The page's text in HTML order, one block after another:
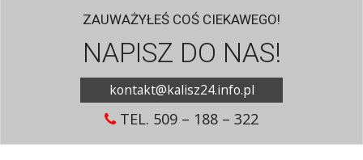
ZAUWAŻYŁEŚ COŚ CIEKAWEGO!
NAPISZ DO NAS!
kontakt@kalisz24.info.pl
TEL. 509 – 188 – 322